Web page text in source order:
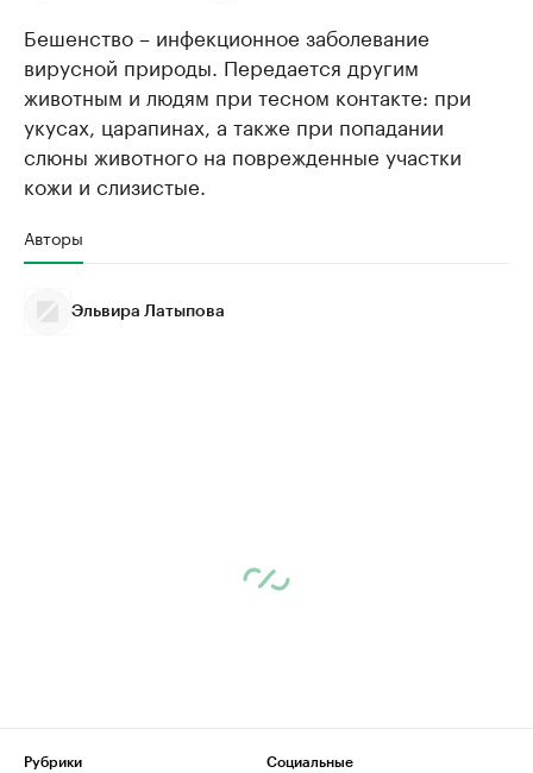
Бешенство – инфекционное заболевание
вирусной природы. Передается другим
животным и людям при тесном контакте: при
укусах, царапинах, а также при попадании
слюны животного на поврежденные участки
кожи и слизистые.
Авторы
Эльвира Латыпова
Рубрики
Социальные